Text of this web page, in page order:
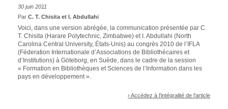
30 juin 2011
Par C. T. Chisita et I. Abdullahi
Voici, dans une version abrégée, la communication présentée par C.
T. Chisita (Harare Polytechnic, Zimbabwe) et I. Abdullahi (North
Carolina Central University, États-Unis) au congrès 2010 de l’IFLA
(Féderation Internationale d’Associations de Bibliothécaires et
d’Institutions) à Göteborg, en Suède, dans le cadre de la session
« Formation en Bibliothèques et Sciences de l’Information dans les
pays en développement ».
› Accédez à l'intégralité de l'article